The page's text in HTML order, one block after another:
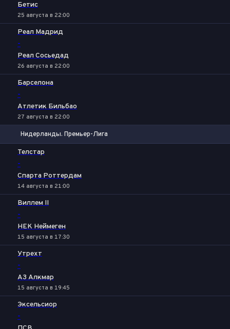
Бетис
25 августа в 22:00
Реал Мадрид
-
Реал Сосьедад
26 августа в 22:00
Барселона
-
Атлетик Бильбао
27 августа в 22:00
Нидерланды. Премьер-Лига
Телстар
-
Спарта Роттердам
14 августа в 21:00
Виллем II
-
НЕК Неймеген
15 августа в 17:30
Утрехт
-
АЗ Алкмар
15 августа в 19:45
Эксельсиор
-